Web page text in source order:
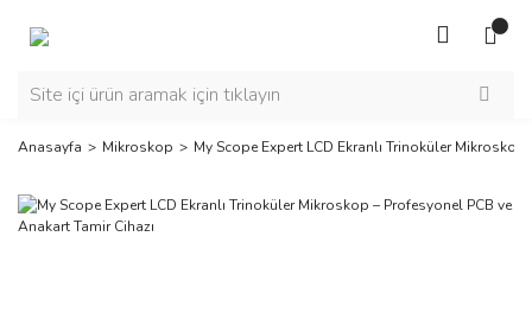
Anasayfa Mikroskop My Scope Expert LCD Ekranlı Trinoküler